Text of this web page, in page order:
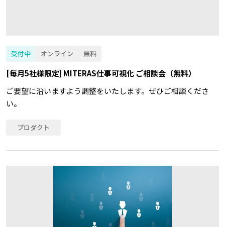
受付中 オンライン 無料
[毎月5社様限定] MITERAS仕事可視化 ご相談会（無料）
ご要望に沿いますよう調整をいたします。ぜひご相談くださ
い。
プロダクト